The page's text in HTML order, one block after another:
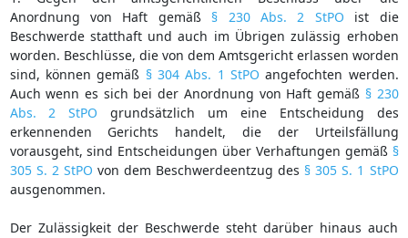
Anordnung von Haft gemäß § 230 Abs. 2 StPO ist die
Beschwerde statthaft und auch im Übrigen zulässig erhoben
worden. Beschlüsse, die von dem Amtsgericht erlassen worden
sind, können gemäß § 304 Abs. 1 StPO angefochten werden.
Auch wenn es sich bei der Anordnung von Haft gemäß § 230
Abs. 2 StPO grundsätzlich um eine Entscheidung des
erkennenden Gerichts handelt, die der Urteilsfällung
vorausgeht, sind Entscheidungen über Verhaftungen gemäß §
305 S. 2 StPO von dem Beschwerdeentzug des § 305 S. 1 StPO
ausgenommen.
Der Zulässigkeit der Beschwerde steht darüber hinaus auch